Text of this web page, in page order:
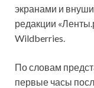
экранами и
редакции
Wildberries.
По словам
первые часы